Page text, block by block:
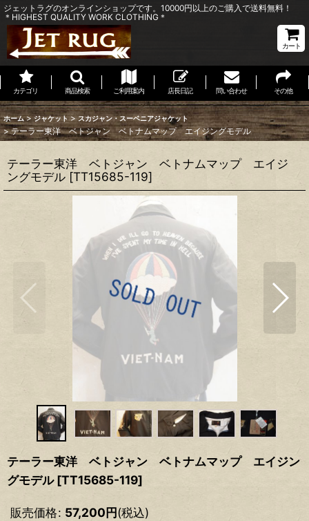
ジェットラグのオンラインショップです。10000円以上のご購入で送料無料！
＊HIGHEST QUALITY WORK CLOTHING＊
カート
カテゴリ 商品検索 ご利用案内 店長日記 問い合わせ その他
ホーム > ジャケット > スカジャン・スーベニアジャケット
> テーラー東洋 ベトジャン ベトナムマップ エイジングモデル
テーラー東洋 ベトジャン ベトナムマップ エイジ
ングモデル [TT15685-119]
テーラー東洋 ベトジャン ベトナムマップ エイジン
グモデル [TT15685-119]
販売価格: 57,200円(税込)